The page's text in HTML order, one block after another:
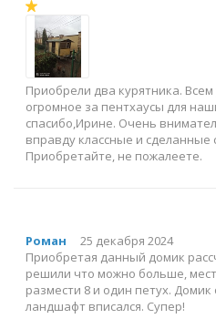
Приобрели два курятника.
огромное за пентхаусы для
спасибо,Ирине. Очень
вправду классные и
Приобретайте, не пожалеете.
Роман
25 декабря 2024
Приобретая данный домик
решили что можно больше,
размести 8 и один петух.
ландшафт вписался. Супер!